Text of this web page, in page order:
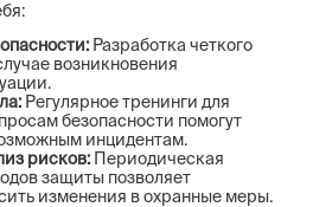
Разработка четкого
возникновения
Регулярное тренинги для
безопасности помогут
инцидентам.
рисков: Периодическая
защиты позволяет
изменения в охранные меры.